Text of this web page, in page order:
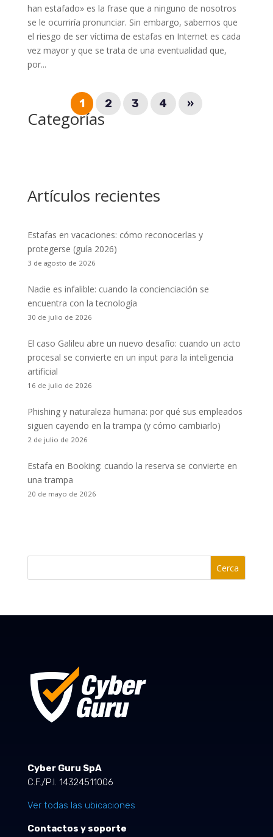
han estafado» es la frase que a ninguno de nosotros
se le ocurriría pronunciar. Sin embargo, sabemos que
el riesgo de ser víctima de estafas en Internet es cada
vez mayor y que se trata de una eventualidad que,
por...
1 2 3 4 »
Categorías
Artículos recientes
Estafas en vacaciones: cómo reconocerlas y
protegerse (guía 2026)
3 de agosto de 2026
Nadie es infalible: cuando la concienciación se
encuentra con la tecnología
30 de julio de 2026
El caso Galileu abre un nuevo desafío: cuando un acto
procesal se convierte en un input para la inteligencia
artificial
16 de julio de 2026
Phishing y naturaleza humana: por qué sus empleados
siguen cayendo en la trampa (y cómo cambiarlo)
2 de julio de 2026
Estafa en Booking: cuando la reserva se convierte en
una trampa
20 de mayo de 2026
Cerca
Cyber Guru SpA
C.F./P.I. 14324511006
Ver todas las ubicaciones
Contactos y soporte